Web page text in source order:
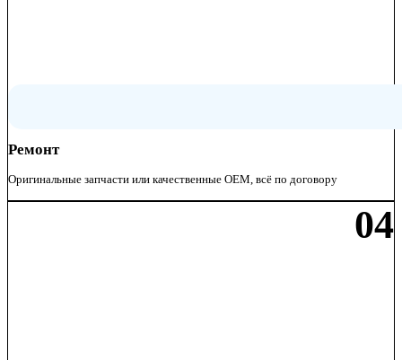
Ремонт
Оригинальные запчасти или качественные OEM, всё по договору
04